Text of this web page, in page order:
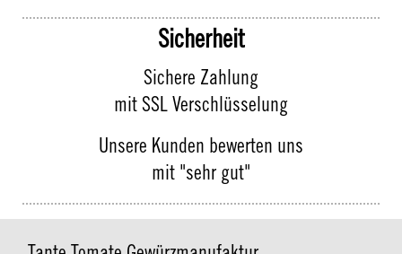
Sicherheit
Sichere Zahlung
mit SSL Verschlüsselung
Unsere Kunden bewerten uns
mit "sehr gut"